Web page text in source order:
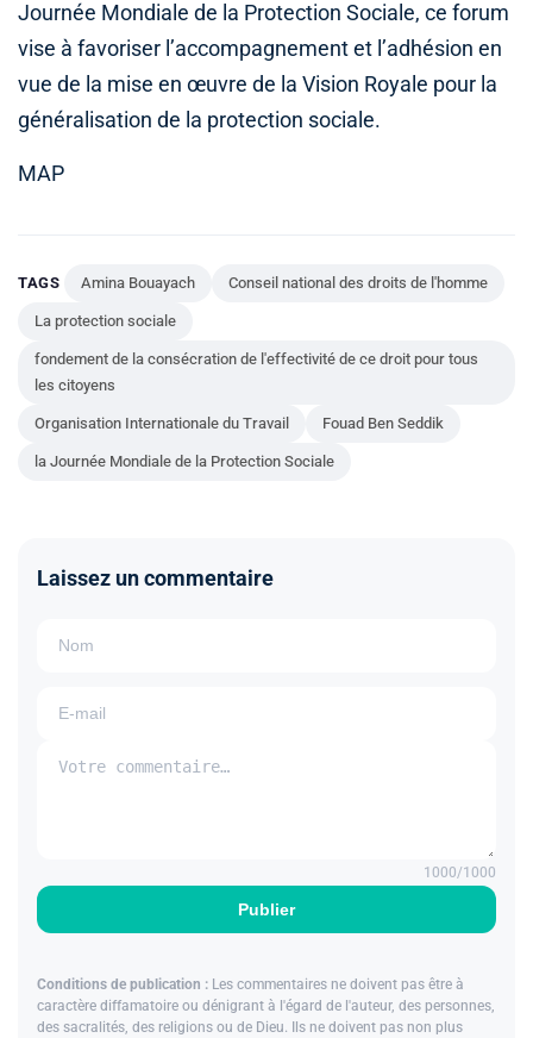
Journée Mondiale de la Protection Sociale, ce forum
vise à favoriser l’accompagnement et l’adhésion en
vue de la mise en œuvre de la Vision Royale pour la
généralisation de la protection sociale.
MAP
TAGS Amina Bouayach Conseil national des droits de l'homme
La protection sociale
fondement de la consécration de l'effectivité de ce droit pour tous
les citoyens
Organisation Internationale du Travail Fouad Ben Seddik
la Journée Mondiale de la Protection Sociale
Laissez un commentaire
Publier
1000/1000
Conditions de publication : Les commentaires ne doivent pas être à
caractère diffamatoire ou dénigrant à l'égard de l'auteur, des personnes,
des sacralités, des religions ou de Dieu. Ils ne doivent pas non plus